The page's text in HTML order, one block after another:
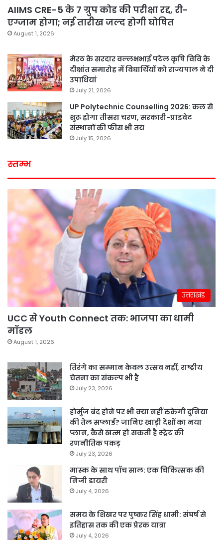
AIIMS CRE-5 के 7 ग्रुप कोड की परीक्षा रद्द, री-
एग्जाम होगा; नई तारीख जल्द होगी घोषित
August 1, 2026
मेरठ के सरदार वल्लभभाई पटेल कृषि विवि के
दीक्षांत समारोह में विद्यार्थियों को राज्यपाल ने दी
उपाधियां
July 21, 2026
UP Polytechnic Counselling 2026: कल से
शुरू होगा तीसरा चरण, सरकारी-प्राइवेट
संस्थानों की फीस भी तय
July 15, 2026
स्तम्भ
उत्तराखंड
UCC से Youth Connect तक: भाजपा का धामी
मॉडल
August 1, 2026
तिरंगे का सम्मान केवल उत्सव नहीं, राष्ट्रीय
चेतना का संकल्प भी है
July 23, 2026
होर्मुज बंद होने पर भी क्या नहीं रुकेगी दुनिया
की तेल सप्लाई? जानिए खाड़ी देशों का नया
प्लान, कैसे खत्म हो सकती है स्ट्रेट की
रणनीतिक पकड़
July 23, 2026
मास्क के साथ पॉच साल: एक चिकित्सक की
निजी डायरी
July 4, 2026
समय के शिखर पर पुष्कर सिंह धामी: संघर्ष से
इतिहास तक की एक प्रेरक यात्रा
July 4, 2026